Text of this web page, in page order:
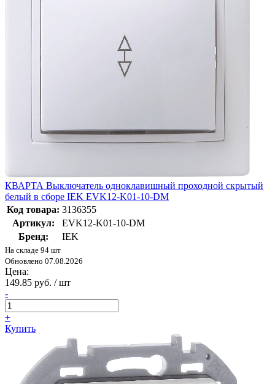
КВАРТА Выключатель одноклавишный проходной скрытый
белый в сборе IEK EVK12-K01-10-DM
Код товара: 3136355
Артикул:
EVK12-K01-10-DM
Бренд:
IEK
На складе 94 шт
Обновлено 07.08.2026
Цена:
149.85 руб. / шт
-
+
Купить